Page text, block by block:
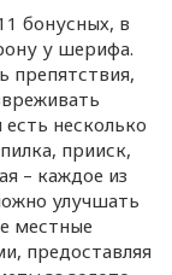
бонусных, в
у шерифа.
препятствия,
несколько
прииск,
– каждое из
улучшать
местные
предоставляя